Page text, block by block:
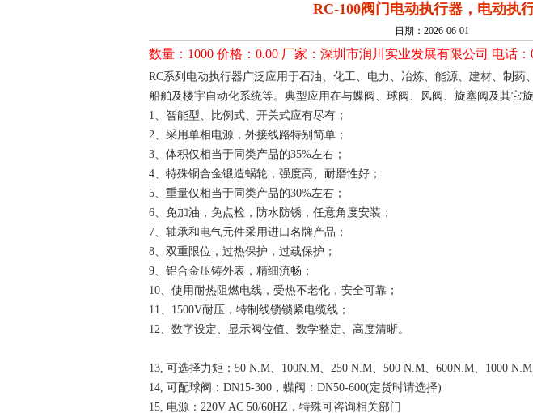
RC-100阀门电动执行器，电动执
日期：2026-06-01
数量：1000 价格：0.00 厂家：深圳市润川实业发展有限公司 电话：
RC系列电动执行器广泛应用于石油、化工、电力、冶炼、能源、建材、制药
船舶及楼宇自动化系统等。典型应用在与蝶阀、球阀、风阀、旋塞阀及其它旋
1、智能型、比例式、开关式应有尽有；
2、采用单相电源，外接线路特别简单；
3、体积仅相当于同类产品的35%左右；
4、特殊铜合金锻造蜗轮，强度高、耐磨性好；
5、重量仅相当于同类产品的30%左右；
6、免加油，免点检，防水防锈，任意角度安装；
7、轴承和电气元件采用进口名牌产品；
8、双重限位，过热保护，过载保护；
9、铝合金压铸外表，精细流畅；
10、使用耐热阻燃电线，受热不老化，安全可靠；
11、 1500V耐压，特制线锁锁紧电缆线；
12、数字设定、显示阀位值、数学整定、高度清晰。
13, 可选择力矩： 50 N.M、 100N.M、 250 N.M、 500 N.M、 600N.M、 1000 N.M
14, 可配球阀： DN15-300 ，蝶阀： DN50-600(定货时请选择)
15, 电源： 220V AC 50/60HZ ，特殊可咨询相关部门